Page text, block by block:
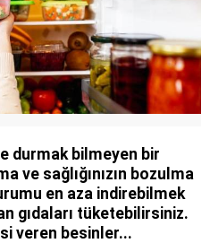
durmak bilmeyen bir
ve sağlığınızın bozulma
en aza indirebilmek
gıdaları tüketebilirsiniz.
veren besinler...